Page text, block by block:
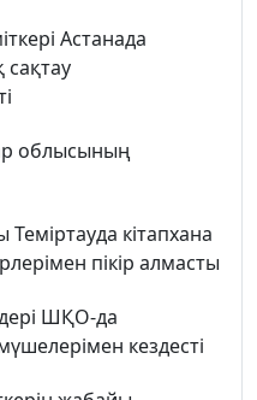
Астанада
сақтау
облысының
кітапхана
пікір алмасты
ШҚО-да
кездесті